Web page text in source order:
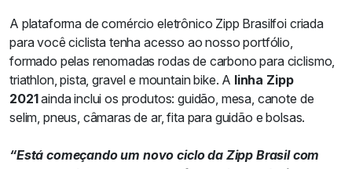
A plataforma de comércio eletrônico Zipp Brasilfoi criada
para você ciclista tenha acesso ao nosso portfólio,
formado pelas renomadas rodas de carbono para ciclismo,
triathlon, pista, gravel e mountain bike. A linha Zipp
2021ainda inclui os produtos: guidão, mesa, canote de
selim, pneus, câmaras de ar, fita para guidão e bolsas.
“Está começando um novo ciclo da Zipp Brasil com